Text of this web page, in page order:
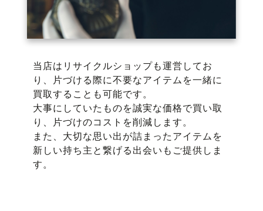
当店はリサイクルショップも運営してお
り、片づける際に不要なアイテムを一緒に
買取することも可能です。
大事にしていたものを誠実な価格で買い取
り、片づけのコストを削減します。
また、大切な思い出が詰まったアイテムを
新しい持ち主と繋げる出会いもご提供しま
す。